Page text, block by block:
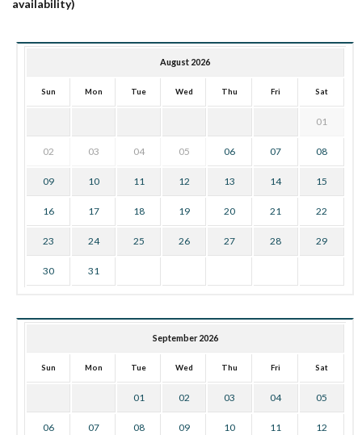
availability)
August 2026
Sun Mon Tue Wed Thu Fri Sat
01
02 03 04 05 06 07 08
09 10 11 12 13 14 15
16 17 18 19 20 21 22
23 24 25 26 27 28 29
30 31
September 2026
Sun Mon Tue Wed Thu Fri Sat
01 02 03 04 05
06 07 08 09 10 11 12